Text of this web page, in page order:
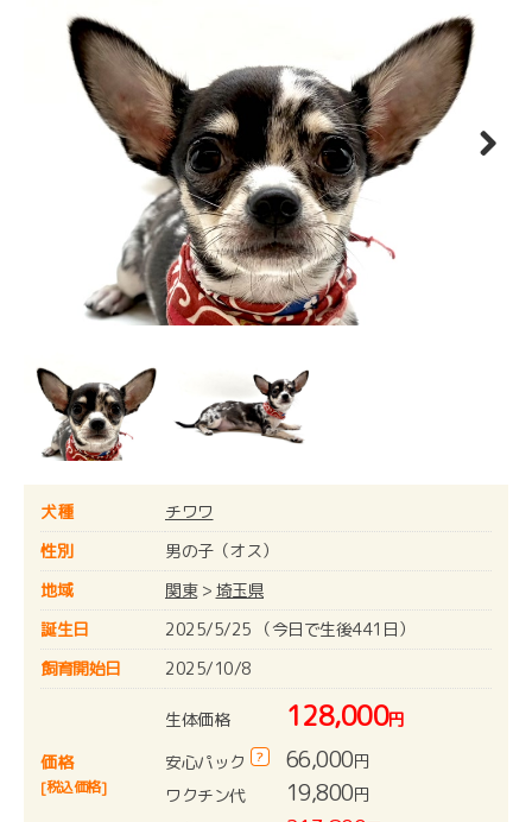
犬種
チワワ
性別
男の子（オス）
地域
関東> 埼玉県
誕生日
2025/5/25 （今日で生後441日）
飼育開始日
2025/10/8
価格
[税込価格]
生体価格 128,000円
安心パック
? 66,000円
ワクチン代
19,800円